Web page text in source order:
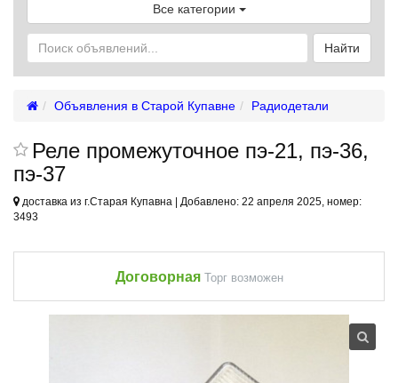
Все категории
Найти
Объявления в Старой Купавне Радиодетали
Реле промежуточное пэ-21, пэ-36,
пэ-37
доставка из г.Старая Купавна | Добавлено: 22 апреля 2025, номер:
3493
Договорная Торг возможен